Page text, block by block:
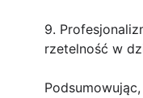
9.
rzetelność w